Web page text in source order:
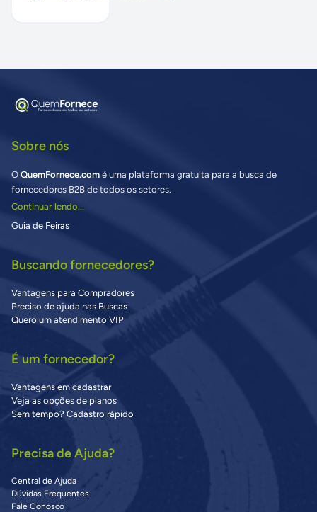
Sobre nós
O QuemFornece.com é uma plataforma gratuita para a busca de
fornecedores B2B de todos os setores.
Continuar lendo...
Guia de Feiras
Buscando fornecedores?
Vantagens para Compradores
Preciso de ajuda nas Buscas
Quero um atendimento VIP
É um fornecedor?
Vantagens em cadastrar
Veja as opções de planos
Sem tempo? Cadastro rápido
Precisa de Ajuda?
Central de Ajuda
Dúvidas Frequentes
Fale Conosco